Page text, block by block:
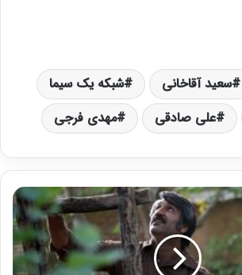
سعید آقاخانی
شبکه یک سیما
علی صادقی مهدی فرجی